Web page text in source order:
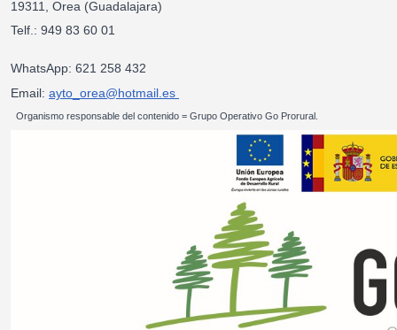
19311, Orea (Guadalajara)
Telf.: 949 83 60 01
WhatsApp: 621 258 432
Email: ayto_orea@hotmail.es
Organismo responsable del contenido = Grupo Operativo Go Prorural.